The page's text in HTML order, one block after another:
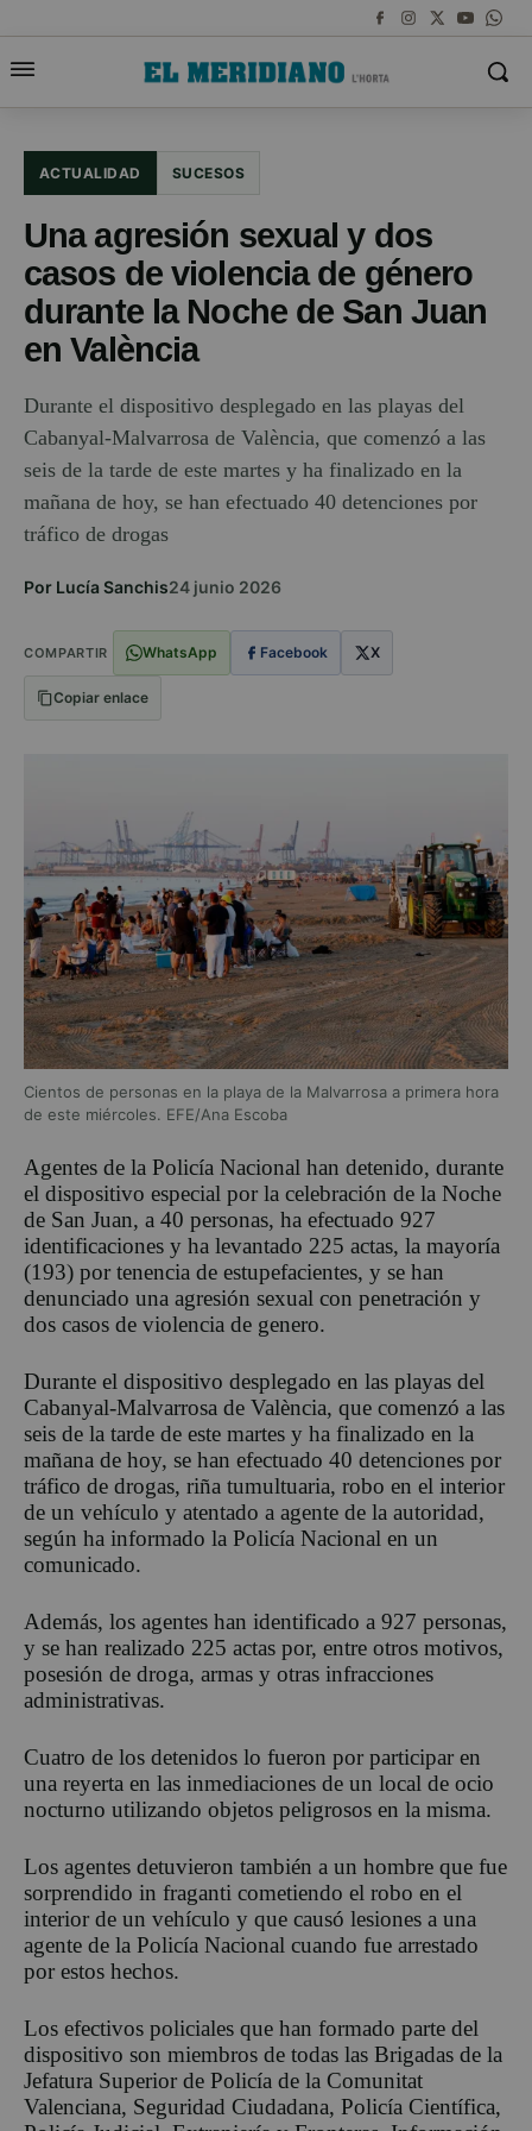
ACTUALIDAD SUCESOS
Una agresión sexual y dos
casos de violencia de género
durante la Noche de San Juan
en València
Durante el dispositivo desplegado en las playas del
Cabanyal-Malvarrosa de València, que comenzó a las
seis de la tarde de este martes y ha finalizado en la
mañana de hoy, se han efectuado 40 detenciones por
tráfico de drogas
Por Lucía Sanchis24 junio 2026
COMPARTIR WhatsApp Facebook X
Copiar enlace
Cientos de personas en la playa de la Malvarrosa a primera hora
de este miércoles. EFE/Ana Escoba
Agentes de la Policía Nacional han detenido, durante
el dispositivo especial por la celebración de la Noche
de San Juan, a 40 personas, ha efectuado 927
identificaciones y ha levantado 225 actas, la mayoría
(193) por tenencia de estupefacientes, y se han
denunciado una agresión sexual con penetración y
dos casos de violencia de genero.
Durante el dispositivo desplegado en las playas del
Cabanyal-Malvarrosa de València, que comenzó a las
seis de la tarde de este martes y ha finalizado en la
mañana de hoy, se han efectuado 40 detenciones por
tráfico de drogas, riña tumultuaria, robo en el interior
de un vehículo y atentado a agente de la autoridad,
según ha informado la Policía Nacional en un
comunicado.
Además, los agentes han identificado a 927 personas,
y se han realizado 225 actas por, entre otros motivos,
posesión de droga, armas y otras infracciones
administrativas.
Cuatro de los detenidos lo fueron por participar en
una reyerta en las inmediaciones de un local de ocio
nocturno utilizando objetos peligrosos en la misma.
Los agentes detuvieron también a un hombre que fue
sorprendido in fraganti cometiendo el robo en el
interior de un vehículo y que causó lesiones a una
agente de la Policía Nacional cuando fue arrestado
por estos hechos.
Los efectivos policiales que han formado parte del
dispositivo son miembros de todas las Brigadas de la
Jefatura Superior de Policía de la Comunitat
Valenciana, Seguridad Ciudadana, Policía Científica,